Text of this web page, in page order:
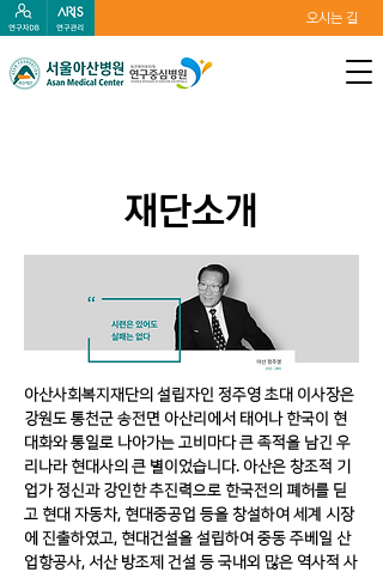
오시는 길
재단소개
아산사회복지재단의 설립자인 정주영 초대 이사장은
강원도 통천군 송전면 아산리에서 태어나 한국이 현
대화와 통일로 나아가는 고비마다 큰 족적을 남긴 우
리나라 현대사의 큰 별이었습니다. 아산은 창조적 기
업가 정신과 강인한 추진력으로 한국전의 폐허를 딛
고 현대 자동차, 현대중공업 등을 창설하여 세계 시장
에 진출하였고, 현대건설을 설립하여 중동 주베일 산
업항공사, 서산 방조제 건설 등 국내외 많은 역사적 사